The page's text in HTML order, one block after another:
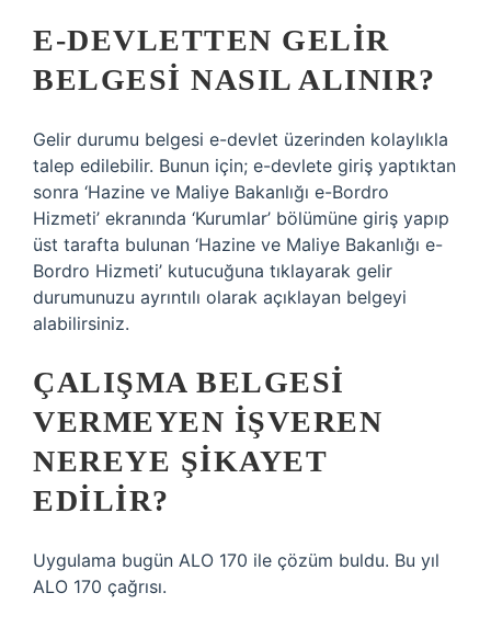
E-DEVLETTEN GELIR
BELGESI NASIL ALINIR?
Gelir durumu belgesi e-devlet üzerinden kolaylıkla
talep edilebilir. Bunun için; e-devlete giriş yaptıktan
sonra ‘Hazine ve Maliye Bakanlığı e-Bordro
Hizmeti’ ekranında ‘Kurumlar’ bölümüne giriş yapıp
üst tarafta bulunan ‘Hazine ve Maliye Bakanlığı e-
Bordro Hizmeti’ kutucuğuna tıklayarak gelir
durumunuzu ayrıntılı olarak açıklayan belgeyi
alabilirsiniz.
ÇALIŞMA BELGESI
VERMEYEN IŞVEREN
NEREYE ŞIKAYET
EDILIR?
Uygulama bugün ALO 170 ile çözüm buldu. Bu yıl
ALO 170 çağrısı.